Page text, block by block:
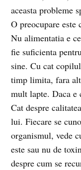
aceasta probleme
O preocupare
Nu alimentatia e
fie suficienta
sine. Cu cat
timp limita, fara
mult lapte. Daca
Cat despre
lui. Fiecare se
organismul, vede
este sau nu de
despre cum se